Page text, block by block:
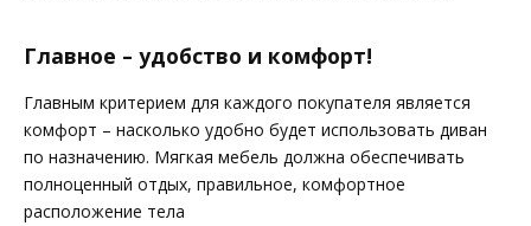
Главное – удобство и комфорт!
Главным критерием для каждого покупателя является
комфорт – насколько удобно будет использовать диван
по назначению. Мягкая мебель должна обеспечивать
полноценный отдых, правильное, комфортное
расположение тела